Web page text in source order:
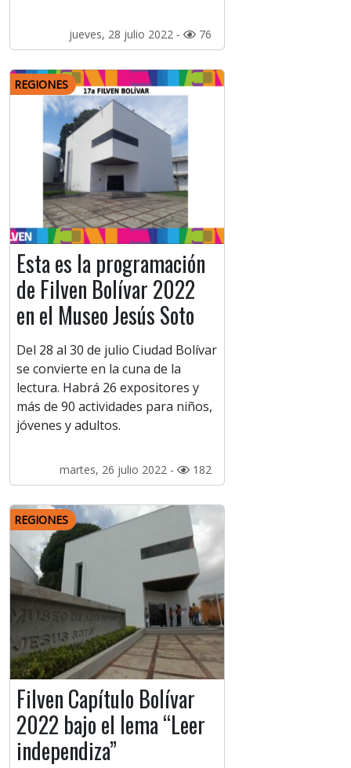
jueves, 28 julio 2022 - 76
REGIONES
Esta es la programación
de Filven Bolívar 2022
en el Museo Jesús Soto
Del 28 al 30 de julio Ciudad Bolívar
se convierte en la cuna de la
lectura. Habrá 26 expositores y
más de 90 actividades para niños,
jóvenes y adultos.
martes, 26 julio 2022 - 182
REGIONES
Filven Capítulo Bolívar
2022 bajo el lema “Leer
independiza”